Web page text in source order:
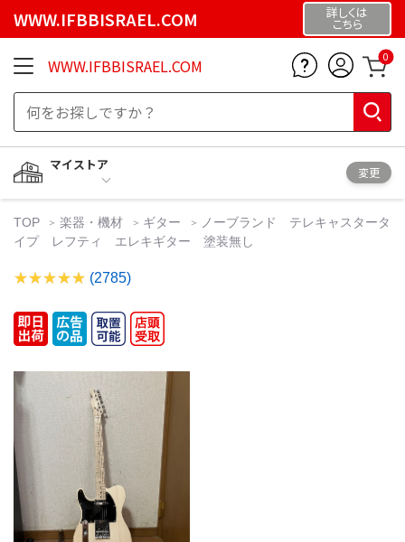
WWW.IFBBISRAEL.COM 詳しくは
こちら
WWW.IFBBISRAEL.COM 0
マイストア
変更
TOP 楽器・機材 ギター
ノーブランド テレキャスタータ
イプ レフティ エレキギター 塗装無し
(2785)